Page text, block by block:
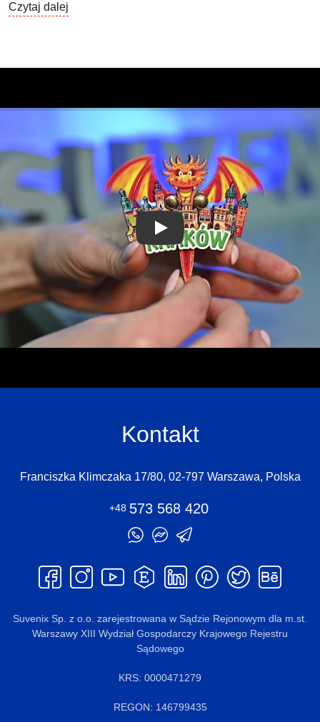
Czytaj dalej
Play Video
Kontakt
Franciszka Klimczaka 17/80, 02-797 Warszawa, Polska
+48 573 568 420
Suvenix Sp. z o.o. zarejestrowana w Sądzie Rejonowym dla m.st.
Warszawy XIII Wydział Gospodarczy Krajowego Rejestru
Sądowego
KRS: 0000471279
REGON: 146799435